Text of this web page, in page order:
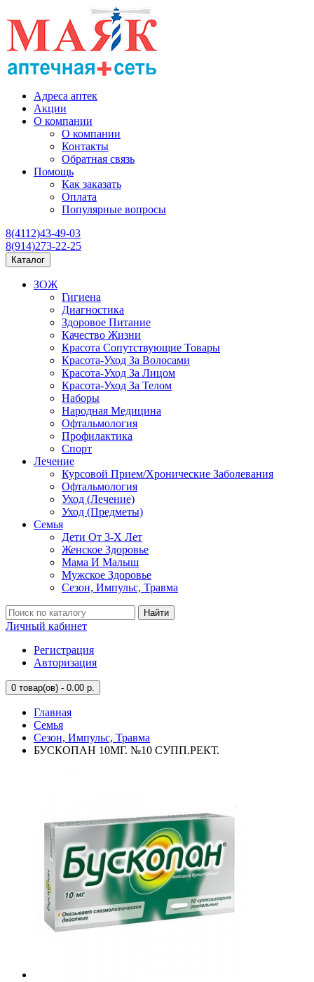
Адреса аптек
Акции
О компании
О компании
Контакты
Обратная связь
Помощь
Как заказать
Оплата
Популярные вопросы
8(4112)43-49-03
8(914)273-22-25
Каталог
ЗОЖ
Гигиена
Диагностика
Здоровое Питание
Качество Жизни
Красота Сопутствующие Товары
Красота-Уход За Волосами
Красота-Уход За Лицом
Красота-Уход За Телом
Наборы
Народная Медицина
Офтальмология
Профилактика
Спорт
Лечение
Курсовой Прием/Хронические Заболевания
Офтальмология
Уход (Лечение)
Уход (Предметы)
Семья
Дети От 3-Х Лет
Женское Здоровье
Мама И Малыш
Мужское Здоровье
Сезон, Импульс, Травма
Найти
Личный кабинет
Регистрация
Авторизация
0 товар(ов) - 0.00 р.
Главная
Семья
Сезон, Импульс, Травма
БУСКОПАН 10МГ. №10 СУПП.РЕКТ.